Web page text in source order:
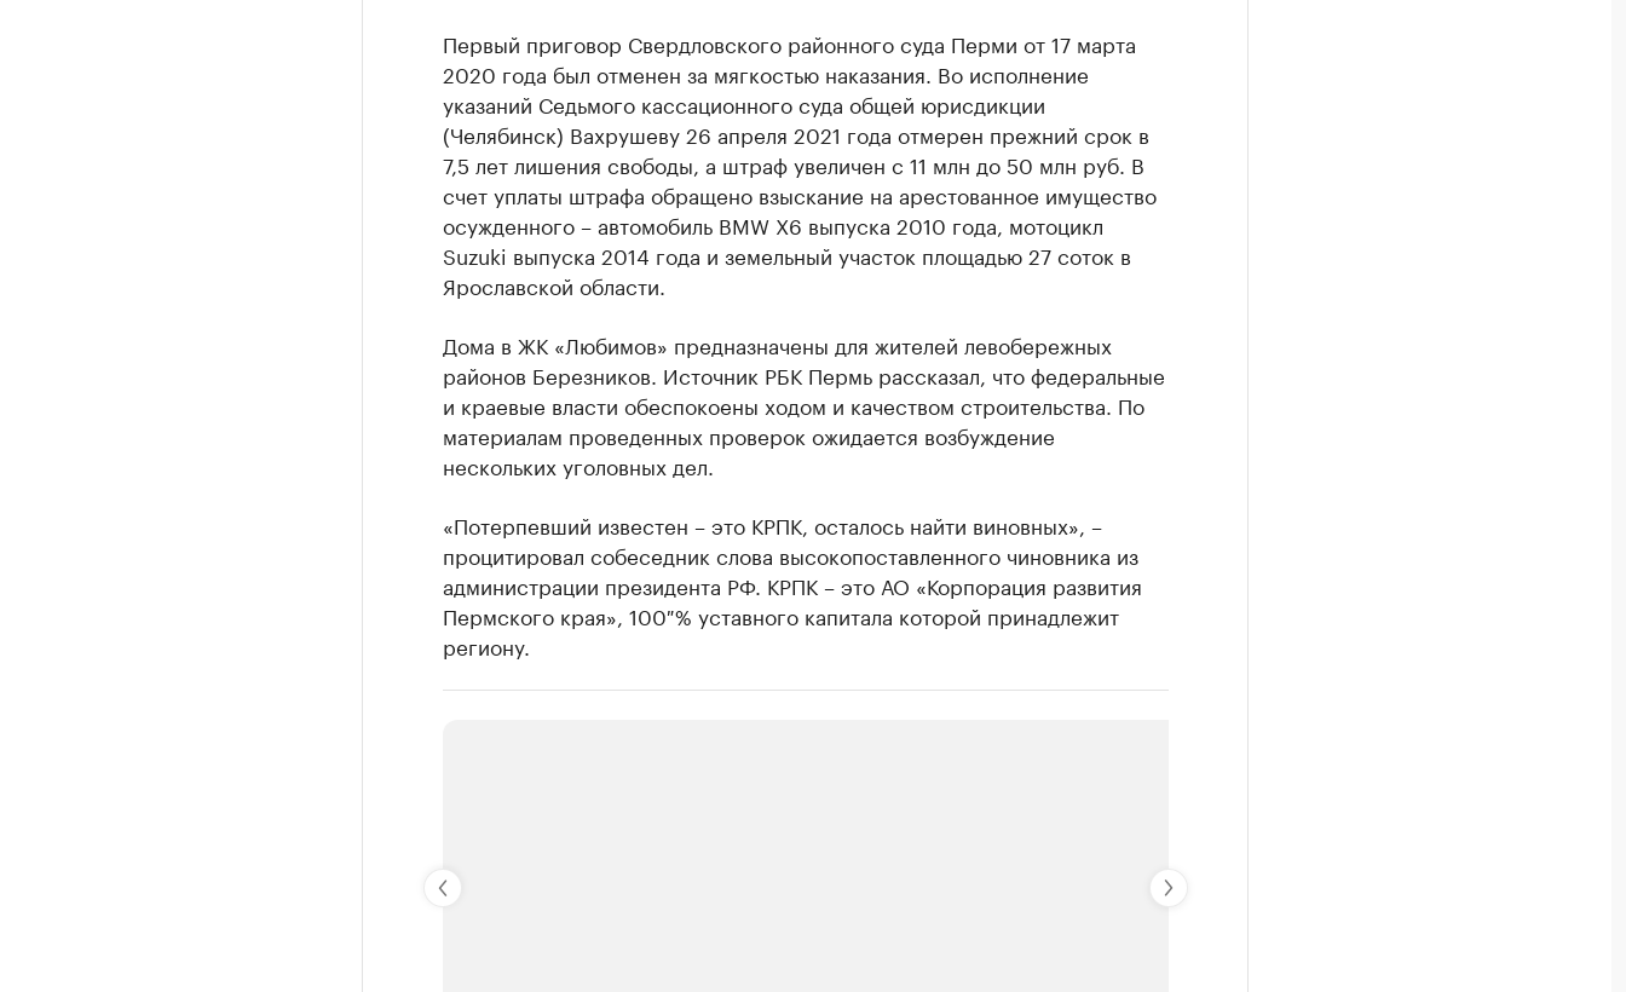
Первый приговор Свердловского районного суда Перми от 17 марта
2020 года был отменен за мягкостью наказания. Во исполнение
указаний Седьмого кассационного суда общей юрисдикции
(Челябинск) Вахрушеву 26 апреля 2021 года отмерен прежний срок в
7,5 лет лишения свободы, а штраф увеличен с 11 млн до 50 млн руб. В
счет уплаты штрафа обращено взыскание на арестованное имущество
осужденного – автомобиль BMW X6 выпуска 2010 года, мотоцикл
Suzuki выпуска 2014 года и земельный участок площадью 27 соток в
Ярославской области.
Дома в ЖК «Любимов» предназначены для жителей левобережных
районов Березников. Источник РБК Пермь рассказал, что федеральные
и краевые власти обеспокоены ходом и качеством строительства. По
материалам проведенных проверок ожидается возбуждение
нескольких уголовных дел.
«Потерпевший известен – это КРПК, осталось найти виновных», –
процитировал собеседник слова высокопоставленного чиновника из
администрации президента РФ. КРПК – это АО «Корпорация развития
Пермского края», 100 % уставного капитала которой принадлежит
региону.